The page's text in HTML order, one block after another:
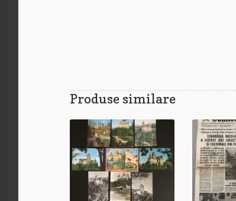
Produse similare